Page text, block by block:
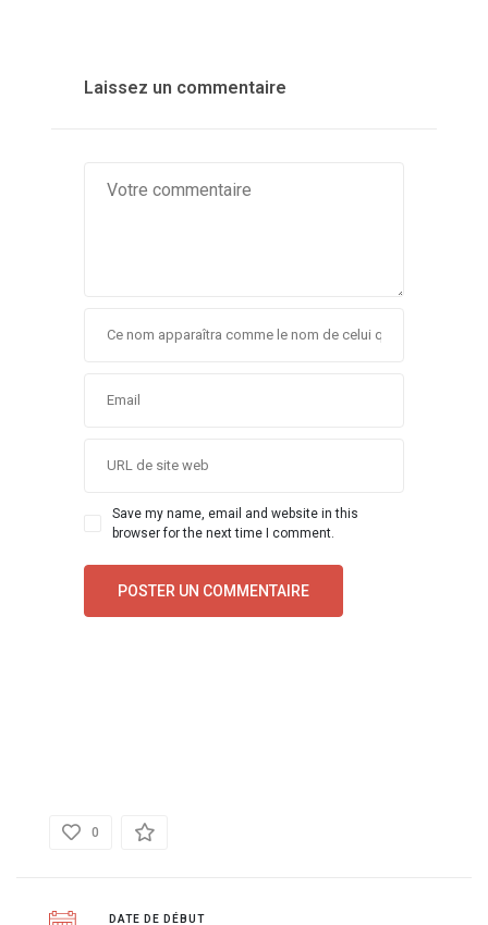
Laissez un commentaire
Save my name, email and website in this
browser for the next time I comment.
0
DATE DE DÉBUT